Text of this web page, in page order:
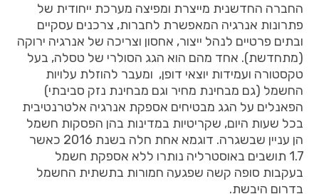
החברה החדשנית מייצרת ומפיצה מערכת ייחודית של
פתרונות אנרגיה המאפשרת לחברות, צרכנים עסקיים
ובתים פרטיים לנהל ייצור, אחסון וצריכה של אנרגיה ירוקה
(מתחדשת). אחד מהם הוא הגג הסולרי של טסלה, בעל
טקסטורה ועמידות יוצאי דופן, ומעבר להוזלת עלויות
החשמל (גם מבחינת מחיר וגם מבחינת נזק סביבתי)
הפאנלים על הגג מבטיחים אספקת אנרגיה אלטרנטיבית
בכל שעות היום, שקריטיות במדינות בהן הפסקות חשמל
הן עניין שבשגרה. דוגמא אחת חלה בשנת
כאשר
1.7 תושבים באוסטרליה נותרו ללא אספקת חשמל
בעקבות סופה קשה שפגעה חמורות בתשתית החשמל
בדרום היבשת.